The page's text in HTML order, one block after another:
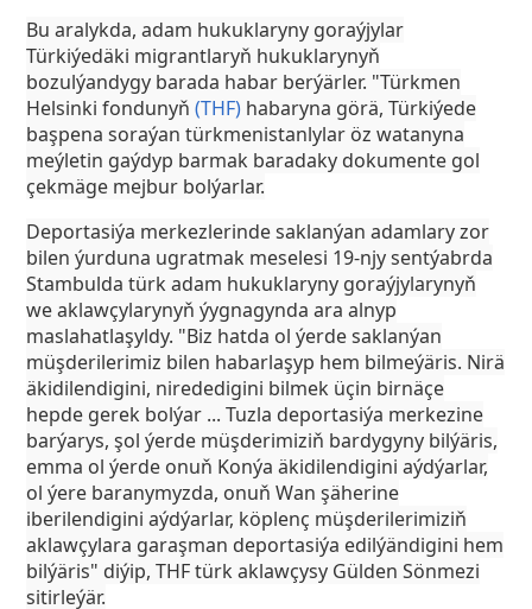
Bu aralykda, adam hukuklaryny goraýjylar
Türkiýedäki migrantlaryň hukuklarynyň
bozulýandygy barada habar berýärler. "Türkmen
Helsinki fondunyň(THF) habaryna görä, Türkiýede
başpena soraýan türkmenistanlylar öz watanyna
meýletin gaýdyp barmak baradaky dokumente gol
çekmäge mejbur bolýarlar.
Deportasiýa merkezlerinde saklanýan adamlary zor
bilen ýurduna ugratmak meselesi 19-njy sentýabrda
Stambulda türk adam hukuklaryny goraýjylarynyň
we aklawçylarynyň ýygnagynda ara alnyp
maslahatlaşyldy. "Biz hatda ol ýerde saklanýan
müşderilerimiz bilen habarlaşyp hem bilmeýäris. Nirä
äkidilendigini, nirededigini bilmek üçin birnäçe
hepde gerek bolýar ... Tuzla deportasiýa merkezine
barýarys, şol ýerde müşderimiziň bardygyny bilýäris,
emma ol ýerde onuň Konýa äkidilendigini aýdýarlar,
ol ýere baranymyzda, onuň Wan şäherine
iberilendigini aýdýarlar, köplenç müşderilerimiziň
aklawçylara garaşman deportasiýa edilýändigini hem
bilýäris" diýip, THF türk aklawçysy Gülden Sönmezi
sitirleýär.